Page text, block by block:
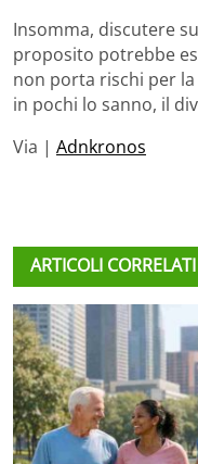
Insomma, discutere
proposito potrebbe
non porta rischi per
in pochi lo sanno, il
Via | Adnkronos
ARTICOLI CORRELATI